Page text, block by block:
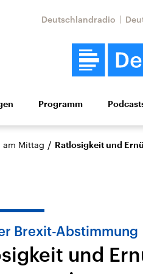
Deutschlandradio
Wirtschaft Wissen
Musik
USA
Aktuelle Beiträge,
Programm
Mittag / Ratlosigkeit und
Brexit-Abstimmung
und